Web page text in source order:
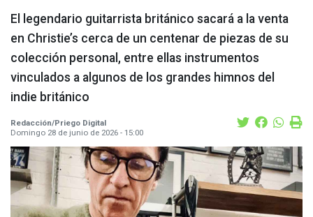
El legendario guitarrista británico sacará a la venta
en Christie’s cerca de un centenar de piezas de su
colección personal, entre ellas instrumentos
vinculados a algunos de los grandes himnos del
indie británico
Redacción/Priego Digital
Domingo 28 de junio de 2026 - 15:00